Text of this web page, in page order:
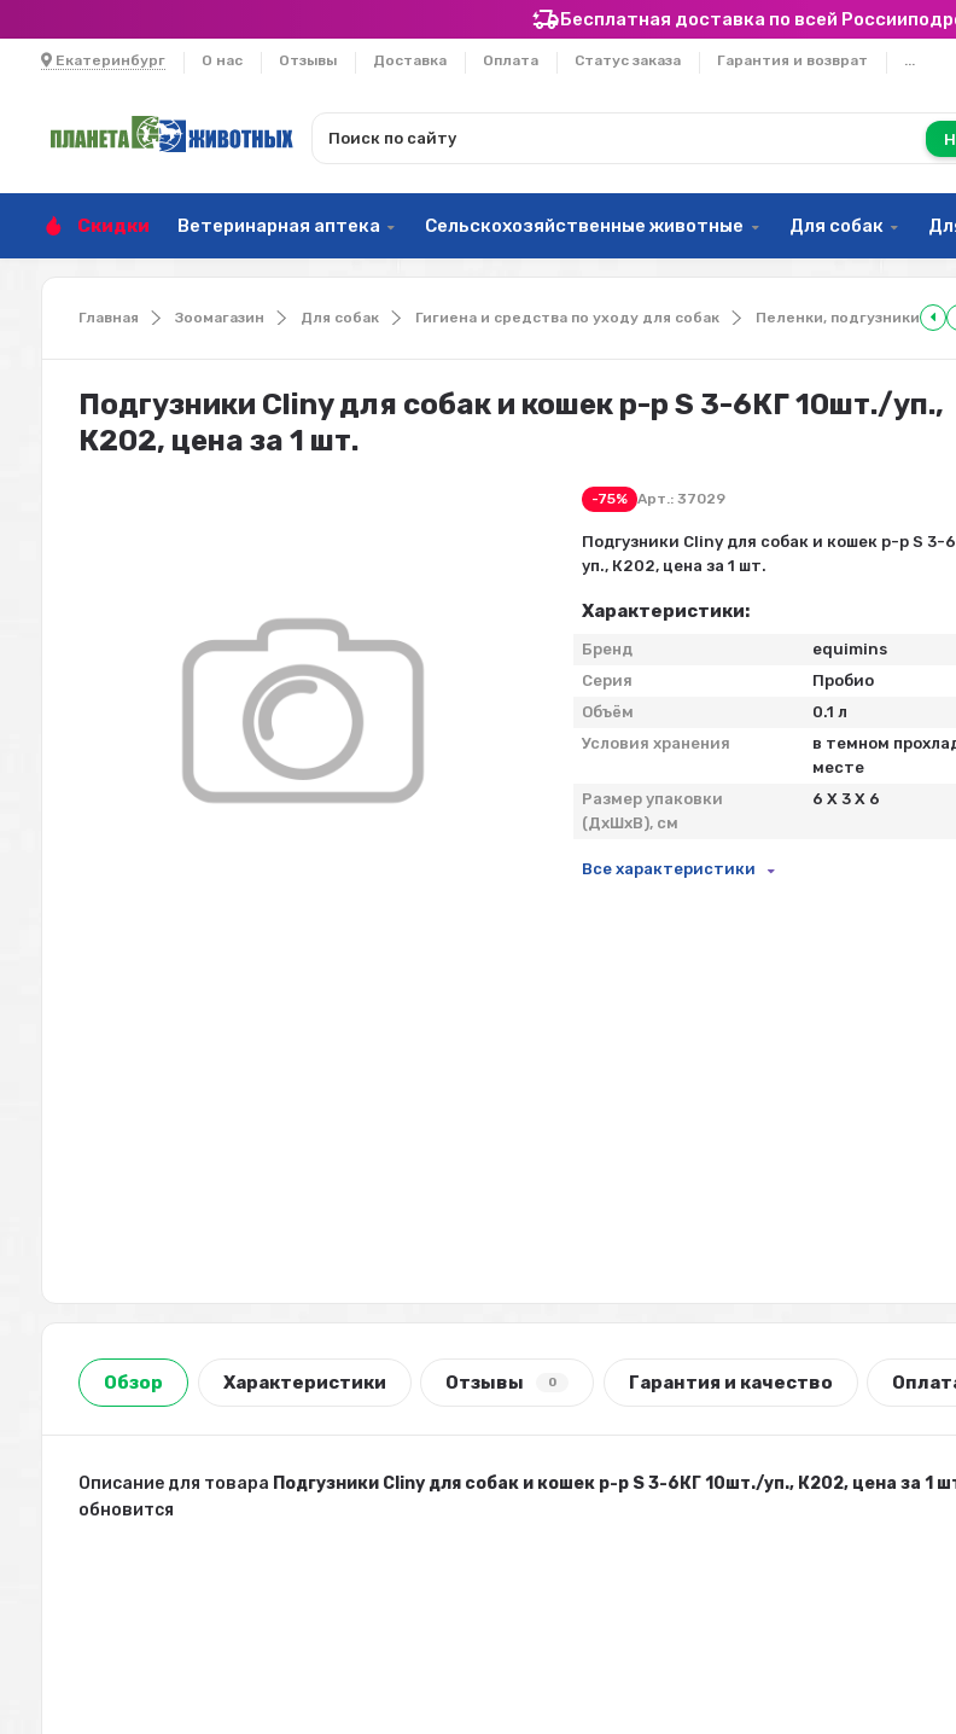
Бесплатная доставка по всей России
Екатеринбург О нас Отзывы Доставка Оплата Статус заказа Гарантия и возврат ...
Скидки Ветеринарная аптека Сельскохозяйственные животные Для собак
Главная Зоомагазин Для собак Гигиена и средства по уходу для собак Пеленки, подгузники
Подгузники Cliny для собак и кошек р-р S 3-6КГ 10шт./уп.,
К202, цена за 1 шт.
-75% Арт.:37029
Подгузники Cliny для собак и кошек р-р S 3-
уп., К202, цена за 1 шт.
Характеристики:
Бренд
equimins
Серия
Пробио
Объём
0.1 л
Условия хранения
в темном
месте
Размер упаковки
(ДхШхВ), см
6 X 3 X 6
Все характеристики
Обзор Характеристики Отзывы 0 Гарантия и качество
Описание для товара Подгузники Cliny для собак и кошек р-р S 3-6КГ 10шт./уп., К202, цена за 1
обновится